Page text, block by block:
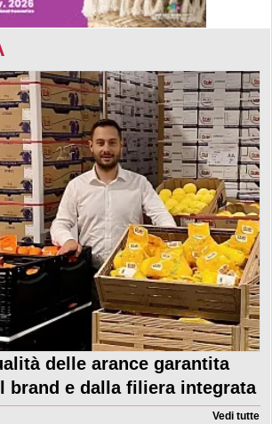
delle arance garantita
brand e dalla filiera integrata
Vedi tutte